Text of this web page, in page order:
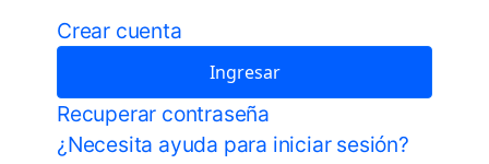
Crear cuenta
Ingresar
Recuperar contraseña
¿Necesita ayuda para iniciar sesión?